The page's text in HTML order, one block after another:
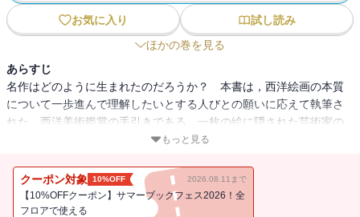
お気に入り
試し読み
ほかの巻を見る
あらすじ
名作はどのように生まれたのだろうか？ 本書は，西洋絵画の本質
について一歩進んで理解したいとする人びとの願いに応えて執筆さ
れた，西洋美術鑑賞の手引きである．一枚の絵に隠された芸術家の
意図，精神性を探りながら歴史を一望する．Ⅰ巻では，油彩画の誕
もっと見る
クーポン対象 10%OFF 2026.08.11まで
【10%OFFクーポン】サマーブックフェス2026！全
フロアで使える